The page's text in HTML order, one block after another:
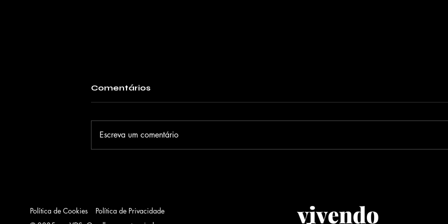
Comentários
Escreva um comentário
Política de Cookies
Política de Privacidade